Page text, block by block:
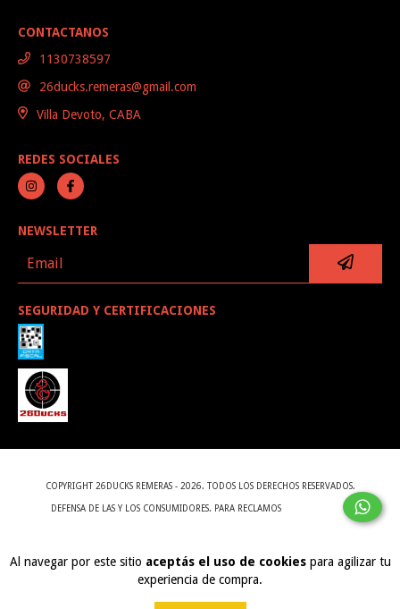
Al navegar por este sitio aceptás el uso de cookiespara agilizar tu
experiencia de compra.
CONTACTANOS
1130738597
26ducks.remeras@gmail.com
Villa Devoto, CABA
REDES SOCIALES
NEWSLETTER
SEGURIDAD Y CERTIFICACIONES
COPYRIGHT 26DUCKS REMERAS - 2026. TODOS LOS DERECHOS RESERVADOS.
DEFENSA DE LAS Y LOS CONSUMIDORES. PARA RECLAMOS
INGRESÁ ACÁ.